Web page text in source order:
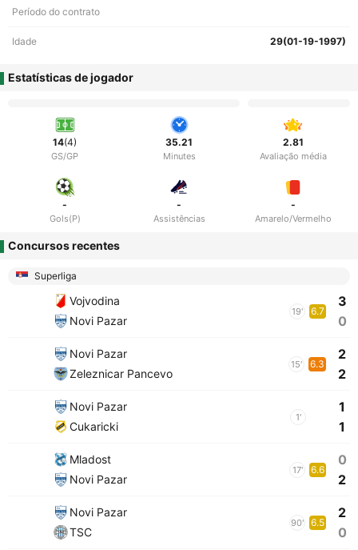
Período do contrato
Idade 29(01-19-1997)
Estatísticas de jogador
14(4)
GS/GP
35.21
Minutes
2.81
Avaliação média
-
Gols(P)
-
Assistências
-
Amarelo/Vermelho
Concursos recentes
Superliga
Vojvodina
Novi Pazar
19' 6.7
3
0
Novi Pazar
Zeleznicar Pancevo
15' 6.3
2
2
Novi Pazar
Cukaricki
1'
1
1
Mladost
Novi Pazar
17' 6.6
0
2
Novi Pazar
TSC
90' 6.5
2
0